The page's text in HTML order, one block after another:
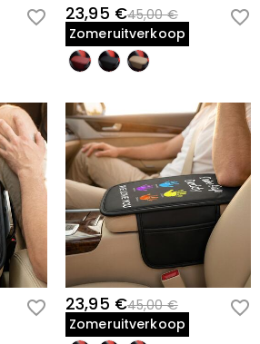
23,95 €45,00 €
Zomeruitverkoop
23,95 €45,00 €
Zomeruitverkoop